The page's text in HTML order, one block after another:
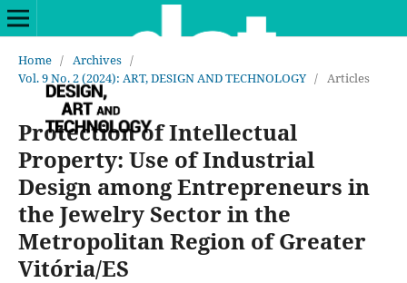
Home / Archives /
Vol. 9 No. 2 (2024): ART, DESIGN AND TECHNOLOGY / Articles
Protection of Intellectual
Property: Use of Industrial
Design among Entrepreneurs in
the Jewelry Sector in the
Metropolitan Region of Greater
Vitória/ES